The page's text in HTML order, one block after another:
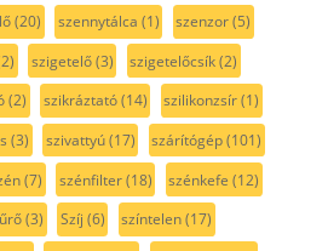
(20) szennytálca (1) szenzor(5)
szigetelő(3) szigetelőcsík(2)
(2) szikráztató(14) szilikonzsír(1)
(3) szivattyú(17) szárítógép(101)
(7) szénfilter(18) szénkefe (12)
(3) Szíj (6) színtelen(17)